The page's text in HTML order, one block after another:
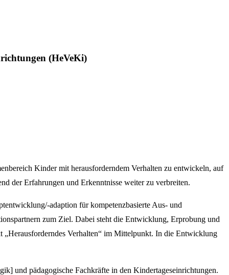
(HeVeKi)
Kinder mit herausforderndem Verhalten zu entwickeln, auf
der Erfahrungen und Erkenntnisse weiter zu verbreiten.
adaption für kompetenzbasierte Aus- und
zum Ziel. Dabei steht die Entwicklung, Erprobung und
„Herausforderndes Verhalten“ im Mittelpunkt. In die Entwicklung
und pädagogische Fachkräfte in den Kindertageseinrichtungen.